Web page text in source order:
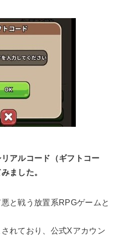
アルコード（ギフトコー
ました。
と戦う放置系RPGゲームと
れており、公式Xアカウン